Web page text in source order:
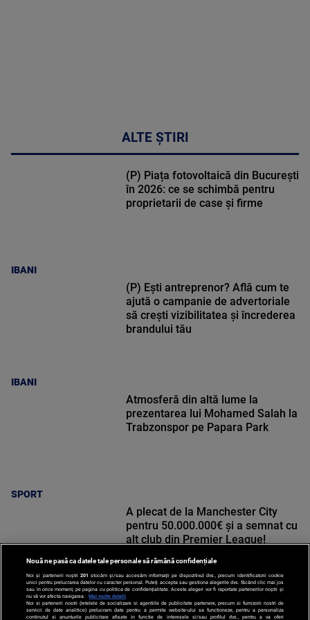
ALTE ȘTIRI
IBANI
(P) Piața fotovoltaică din București
în 2026: ce se schimbă pentru
proprietarii de case și firme
IBANI
(P) Ești antreprenor? Află cum te
ajută o campanie de advertoriale
să crești vizibilitatea și încrederea
brandului tău
SPORT
Atmosferă din altă lume la
prezentarea lui Mohamed Salah la
Trabzonspor pe Papara Park
SPORT
A plecat de la Manchester City
pentru 50.000.000€ și a semnat cu
alt club din Premier League!
Nouă ne pasă ca datele tale personale să rămână confidențiale
Noi și partenerii noștri 201 stocăm și/sau accesăm informații pe dispozitivul dvs., precum identificatorii cookie
unici pentru prelucrarea datelor cu caracter personal. Puteți accepta sau gestiona alegerile dvs. făcând clic mai jos
sau în orice moment, pe pagina cu politica de confidențialitate. Aceste alegeri vor fi raportate partenerilor noștri și
nu vă vor afecta navigarea.
Mai multe detalii
Noi si partenerii nostri (retelele de socializare si agentiile de publicitate partenere, precum si furnizorii nostri de
servicii de date analitice) prelucram date pentru a permite website-ului sa functioneze, pentru a personaliza
continutul si anunturile publicitare afisate in functie de interesele si/sau profilul dvs., pentru a va oferi